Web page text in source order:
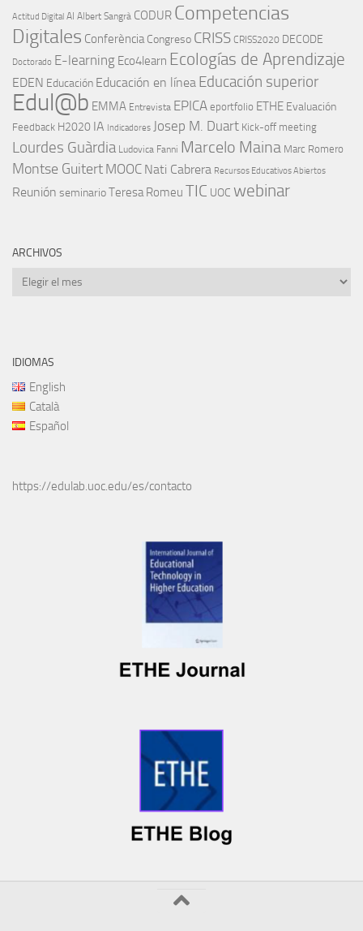
Actitud Digital AI Albert Sangrà CODUR Competencias
Digitales Conferència Congreso CRISS CRISS2020 DECODE
Doctorado E-learning Eco4learn Ecologías de Aprendizaje
EDEN Educación Educación en línea Educación superior
Edul@b EMMA Entrevista EPICA eportfolio ETHE Evaluación
Feedback H2020 IA Indicadores Josep M. Duart Kick-off meeting
Lourdes Guàrdia Ludovica Fanni Marcelo Maina Marc Romero
Montse Guitert MOOC Nati Cabrera Recursos Educativos Abiertos
Reunión seminarioTeresa Romeu TIC UOC webinar
ARCHIVOS
Archivos
IDIOMAS
English
Català
Español
https://edulab.uoc.edu/es/contacto